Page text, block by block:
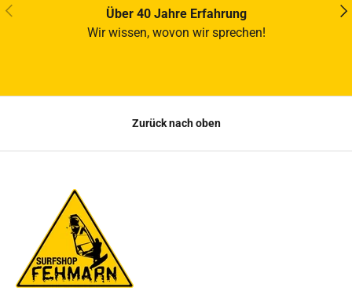
VORHERIGE
Über 40 Jahre Erfahrung
Wir wissen, wovon wir sprechen!
Zurück nach oben